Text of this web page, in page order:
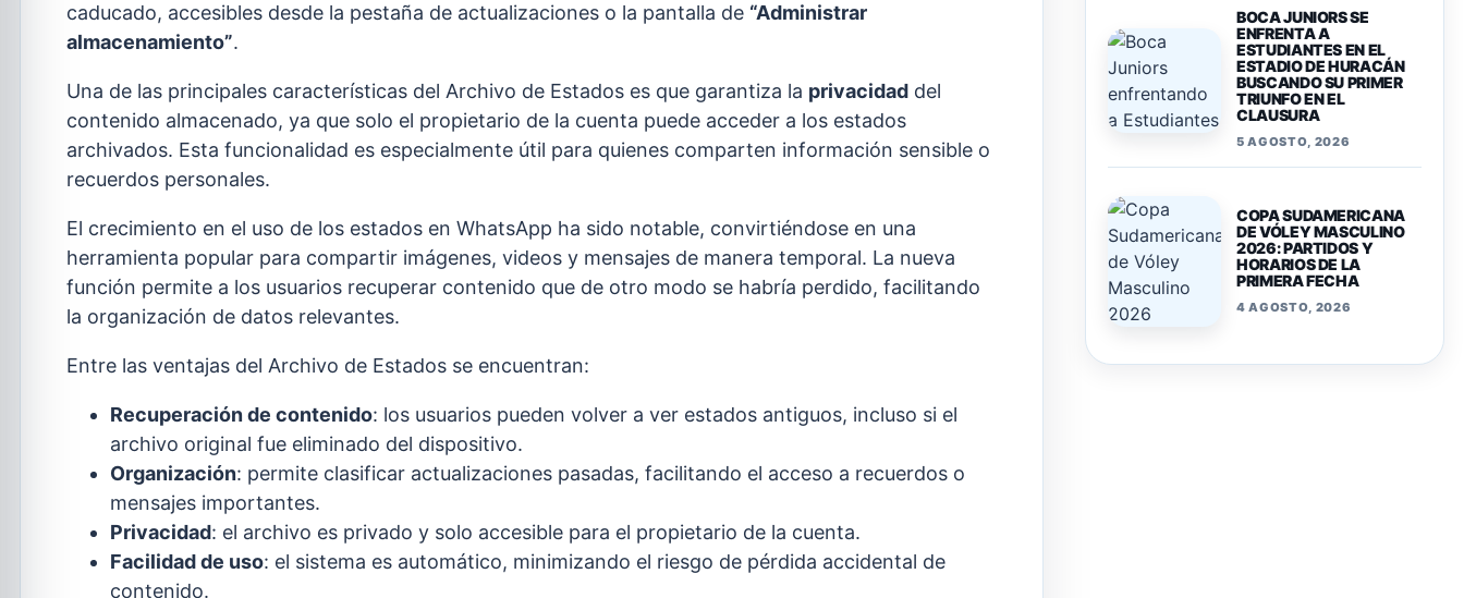
caducado, accesibles desde la pestaña de actualizaciones o la pantalla de “Administrar
almacenamiento”.
Una de las principales características del Archivo de Estados es que garantiza la privacidad del
contenido almacenado, ya que solo el propietario de la cuenta puede acceder a los estados
archivados. Esta funcionalidad es especialmente útil para quienes comparten información sensible o
recuerdos personales.
El crecimiento en el uso de los estados en WhatsApp ha sido notable, convirtiéndose en una
herramienta popular para compartir imágenes, videos y mensajes de manera temporal. La nueva
función permite a los usuarios recuperar contenido que de otro modo se habría perdido, facilitando
la organización de datos relevantes.
Entre las ventajas del Archivo de Estados se encuentran:
Recuperación de contenido: los usuarios pueden volver a ver estados antiguos, incluso si el
archivo original fue eliminado del dispositivo.
Organización: permite clasificar actualizaciones pasadas, facilitando el acceso a recuerdos o
mensajes importantes.
Privacidad: el archivo es privado y solo accesible para el propietario de la cuenta.
Facilidad de uso: el sistema es automático, minimizando el riesgo de pérdida accidental de
contenido.
BOCA JUNIORS SE
ENFRENTA A
ESTUDIANTES EN EL
ESTADIO DE HURACÁN
BUSCANDO SU PRIMER
TRIUNFO EN EL
CLAUSURA
5 AGOSTO, 2026
COPA SUDAMERICANA
DE VÓLEY MASCULINO
2026: PARTIDOS Y
HORARIOS DE LA
PRIMERA FECHA
4 AGOSTO, 2026